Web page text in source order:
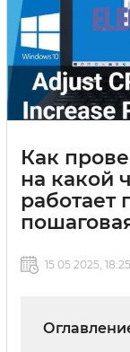
Как
на какой
работает
15 05 2025, 18:25